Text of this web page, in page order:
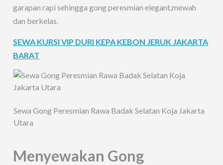
garapan rapi sehingga gong peresmian elegant,mewah
dan berkelas.
SEWA KURSI VIP DURI KEPA KEBON JERUK JAKARTA
BARAT
Sewa Gong Peresmian Rawa Badak Selatan Koja Jakarta
Utara
Menyewakan Gong